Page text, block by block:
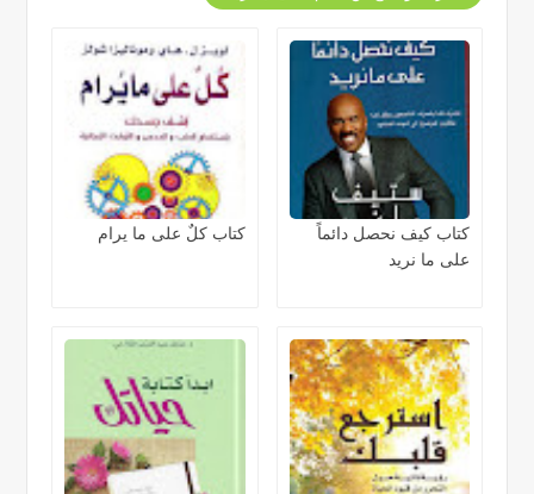
كتاب كيف نحصل دائماً
على ما نريد
كتاب كلٌ على ما يرام